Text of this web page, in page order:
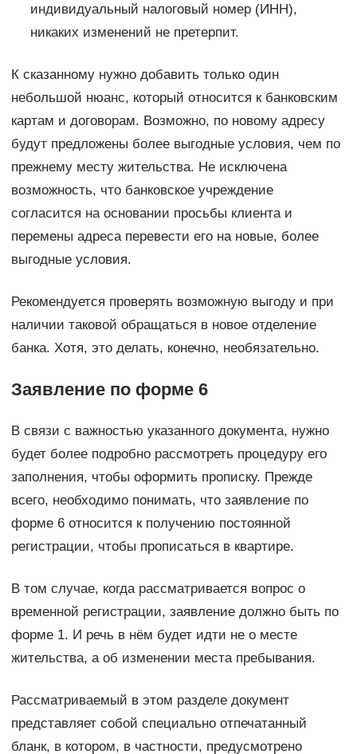
индивидуальный налоговый номер (ИНН),
никаких изменений не претерпит.
К сказанному нужно добавить только один
небольшой нюанс, который относится к банковским
картам и договорам. Возможно, по новому адресу
будут предложены более выгодные условия, чем по
прежнему месту жительства. Не исключена
возможность, что банковское учреждение
согласится на основании просьбы клиента и
перемены адреса перевести его на новые, более
выгодные условия.
Рекомендуется проверять возможную выгоду и при
наличии таковой обращаться в новое отделение
банка. Хотя, это делать, конечно, необязательно.
Заявление по форме 6
В связи с важностью указанного документа, нужно
будет более подробно рассмотреть процедуру его
заполнения, чтобы оформить прописку. Прежде
всего, необходимо понимать, что заявление по
форме 6 относится к получению постоянной
регистрации, чтобы прописаться в квартире.
В том случае, когда рассматривается вопрос о
временной регистрации, заявление должно быть по
форме 1. И речь в нём будет идти не о месте
жительства, а об изменении места пребывания.
Рассматриваемый в этом разделе документ
представляет собой специально отпечатанный
бланк, в котором, в частности, предусмотрено